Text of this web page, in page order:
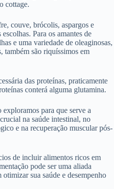
cottage.
couve, brócolis, aspargos e
Para os amantes de
e uma variedade de oleaginosas,
também são riquíssimos em
das proteínas, praticamente
conterá alguma glutamina.
para que serve a
na saúde intestinal, no
e na recuperação muscular pós-
de incluir alimentos ricos em
pode ser uma aliada
sua saúde e desempenho